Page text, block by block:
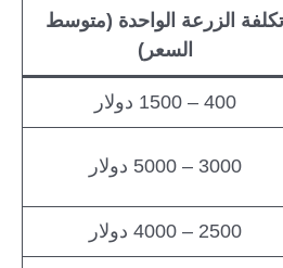
تكلفة الزرعة الواحدة (متوسط
السعر)
400 – 1500 دولار
3000 – 5000 دولار
2500 – 4000 دولار